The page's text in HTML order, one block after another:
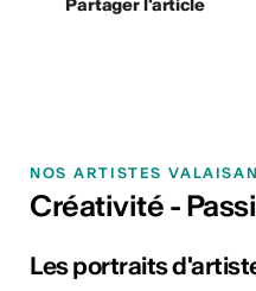
Partager l'article
NOS ARTISTES
Créativité -
Les portraits